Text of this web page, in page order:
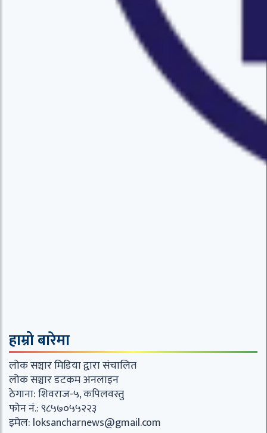
हाम्रो बारेमा
लोक सञ्चार मिडिया द्वारा संचालित
लोक सञ्चार डटकम अनलाइन
ठेगाना: शिवराज-५, कपिलवस्तु
फोन नं.: ९८५७०५५२२३
इमेल: loksancharnews@gmail.com